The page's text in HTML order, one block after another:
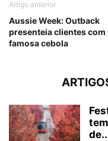
Artigo anterior
Aussie Week: Outback
presenteia clientes com
famosa cebola